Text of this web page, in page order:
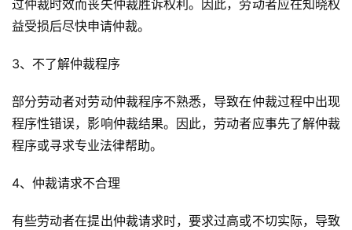
过仲裁时效而丧失仲裁胜诉权利。因此，劳动者应在知晓权
益受损后尽快申请仲裁。
3、不了解仲裁程序
部分劳动者对劳动仲裁程序不熟悉，导致在仲裁过程中出现
程序性错误，影响仲裁结果。因此，劳动者应事先了解仲裁
程序或寻求专业法律帮助。
4、仲裁请求不合理
有些劳动者在提出仲裁请求时，要求过高或不切实际，导致